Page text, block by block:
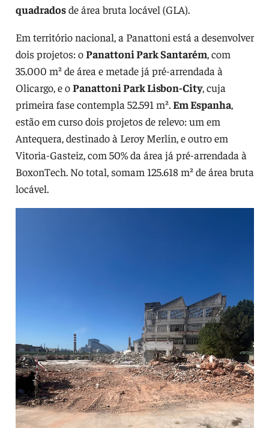
quadradosde área bruta locável (GLA).
Em território nacional, a Panattoni está a desenvolver
dois projetos: oPanattoni Park Santarém, com
35.000 m² de área e metade já pré-arrendada à
Olicargo, e oPanattoni Park Lisbon-City, cuja
primeira fase contempla 52.591 m².Em Espanha,
estão em curso dois projetos de relevo: um em
Antequera, destinado à Leroy Merlin, e outro em
Vitoria-Gasteiz, com 50% da área já pré-arrendada à
BoxonTech. No total, somam 125.618 m² de área bruta
locável.